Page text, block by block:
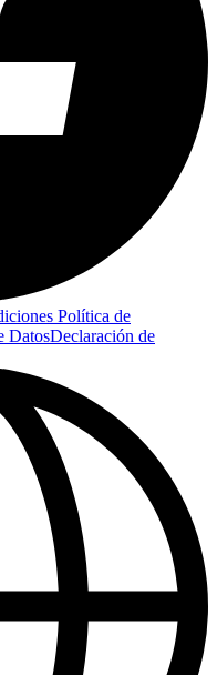
Política de
DatosDeclaración de